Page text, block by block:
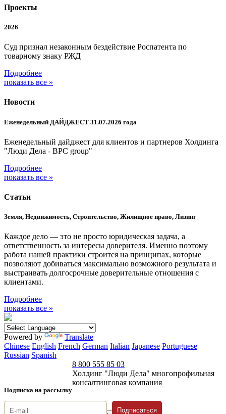
Проекты
2026
Суд признал незаконным бездействие Роспатента по
товарному знаку РЖД
Подробнее
показать все »
Новости
Еженедельный ДАЙДЖЕСТ 31.07.2026 года
Еженедельный дайджест для клиентов и партнеров Холдинга
"Люди Дела - BPC group"
Подробнее
показать все »
Статьи
Земля, Недвижимость, Строительство, Жилищное право, Лизинг
Каждое дело — это не просто юридическая задача, а
ответственность за интересы доверителя. Именно поэтому
работа нашей практики строится на принципах, которые
позволяют добиваться максимально возможного результата и
выстраивать долгосрочные доверительные отношения с
клиентами.
Подробнее
показать все »
Powered by
Translate
Chinese English French German Italian Japanese Portuguese
Russian Spanish
Подписка на рассылку
8 800 555 85 03
Холдинг "Люди Дела" многопрофильная
консалтинговая компания
Подписаться